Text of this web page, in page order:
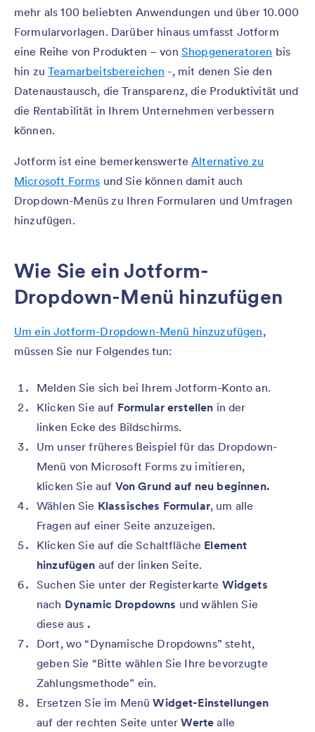
mehr als 100 beliebten Anwendungen und über 10.000
Formularvorlagen. Darüber hinaus umfasst Jotform
eine Reihe von Produkten – von Shopgeneratoren bis
hin zuTeamarbeitsbereichen -, mit denen Sie den
Datenaustausch, die Transparenz, die Produktivität und
die Rentabilität in Ihrem Unternehmen verbessern
können.
Jotform ist eine bemerkenswerteAlternative zu
Microsoft Forms und Sie können damit auch
Dropdown-Menüs zu Ihren Formularen und Umfragen
hinzufügen.
Wie Sie ein Jotform-
Dropdown-Menü hinzufügen
Um ein Jotform-Dropdown-Menü hinzuzufügen,
müssen Sie nur Folgendes tun:
Melden Sie sich bei Ihrem Jotform-Konto an.
Klicken Sie auf Formular erstellen in der
linken Ecke des Bildschirms.
Um unser früheres Beispiel für das Dropdown-
Menü von Microsoft Forms zu imitieren,
klicken Sie auf Von Grund auf neu beginnen.
Wählen Sie Klassisches Formular, um alle
Fragen auf einer Seite anzuzeigen.
Klicken Sie auf die Schaltfläche Element
hinzufügen auf der linken Seite.
Suchen Sie unter der Registerkarte Widgets
nach Dynamic Dropdowns und wählen Sie
diese aus .
Dort, wo “Dynamische Dropdowns” steht,
geben Sie “Bitte wählen Sie Ihre bevorzugte
Zahlungsmethode” ein.
Ersetzen Sie im MenüWidget-Einstellungen
auf der rechten Seite unterWerte alle